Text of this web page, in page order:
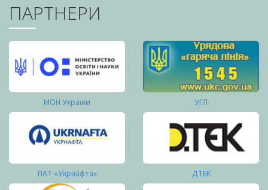
ПАРТНЕРИ
МОН України УГЛ
ПАТ «Укрнафта» ДТЕК